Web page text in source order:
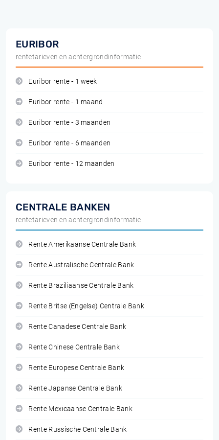
EURIBOR
rentetarieven en achtergrondinformatie
Euribor rente - 1 week
Euribor rente - 1 maand
Euribor rente - 3 maanden
Euribor rente - 6 maanden
Euribor rente - 12 maanden
CENTRALE BANKEN
rentetarieven en achtergrondinformatie
Rente Amerikaanse Centrale Bank
Rente Australische Centrale Bank
Rente Braziliaanse Centrale Bank
Rente Britse (Engelse) Centrale Bank
Rente Canadese Centrale Bank
Rente Chinese Centrale Bank
Rente Europese Centrale Bank
Rente Japanse Centrale Bank
Rente Mexicaanse Centrale Bank
Rente Russische Centrale Bank